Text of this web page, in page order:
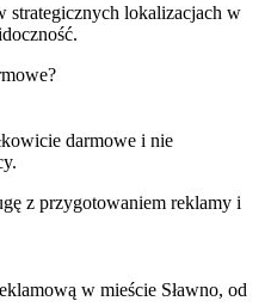
strategicznych lokalizacjach w
darmowe i nie
z przygotowaniem reklamy i
w mieście Sławno, od